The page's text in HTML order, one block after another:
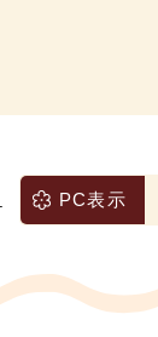
PC表示